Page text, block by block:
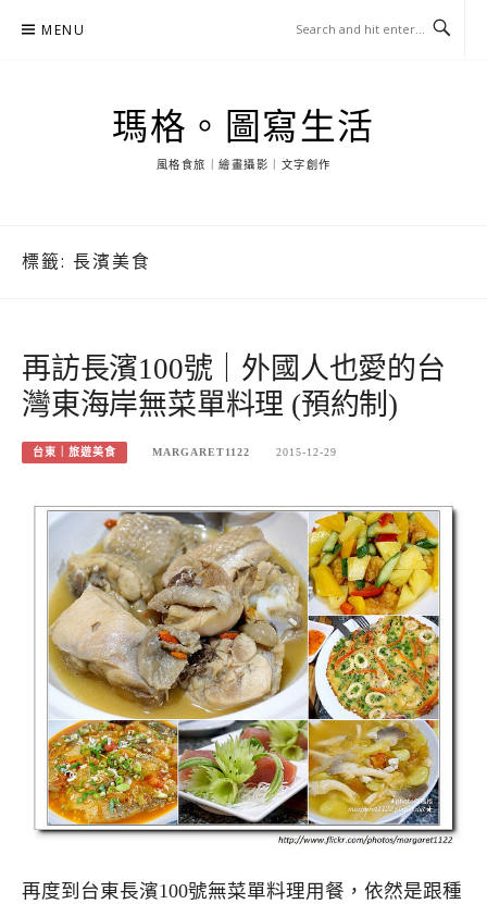
MENU
瑪格。圖寫生活
風格食旅｜繪畫攝影｜文字創作
標籤: 長濱美食
再訪長濱100號｜外國人也愛的台
灣東海岸無菜單料理 (預約制)
台東｜旅遊美食 MARGARET1122 2015-12-29
再度到台東長濱100號無菜單料理用餐，依然是跟種